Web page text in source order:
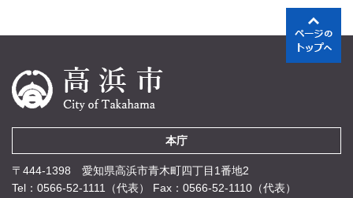
本庁
〒444-1398 愛知県高浜市青木町四丁目1番地2
Tel：0566-52-1111（代表）
Fax：0566-52-1110（代表）